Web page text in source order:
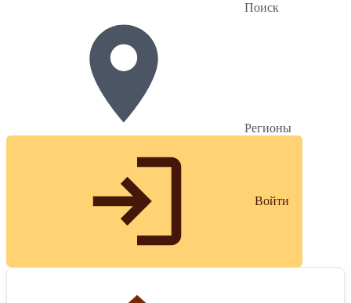
Поиск
Регионы
Войти